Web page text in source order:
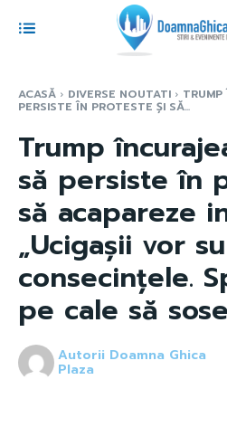
ACASĂ DIVERSE NOUTATI TRUMP
PERSISTE ÎN PROTESTE ȘI SĂ...
Trump
să persiste în
să acapareze
„Ucigașii vor
consecințele.
pe cale să
Autorii Doamna Ghica
Plaza